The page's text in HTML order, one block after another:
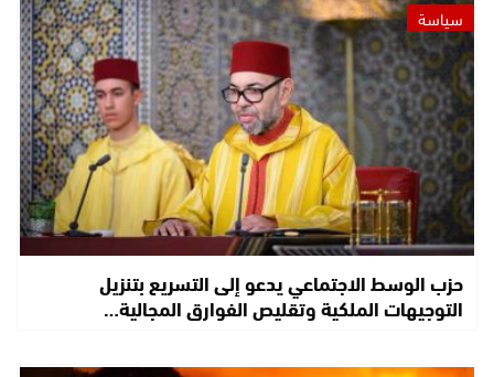
سياسة
حزب الوسط الاجتماعي يدعو إلى التسريع بتنزيل
التوجيهات الملكية وتقليص الفوارق المجالية…